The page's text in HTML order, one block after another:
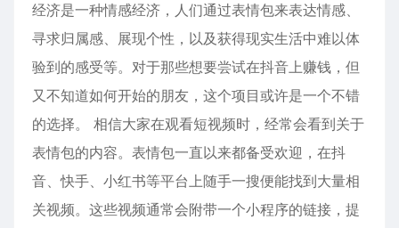
经济是一种情感经济，人们通过表情包来表达情感、
寻求归属感、展现个性，以及获得现实生活中难以体
验到的感受等。对于那些想要尝试在抖音上赚钱，但
又不知道如何开始的朋友，这个项目或许是一个不错
的选择。 相信大家在观看短视频时，经常会看到关于
表情包的内容。表情包一直以来都备受欢迎，在抖
音、快手、小红书等平台上随手一搜便能找到大量相
关视频。这些视频通常会附带一个小程序的链接，提